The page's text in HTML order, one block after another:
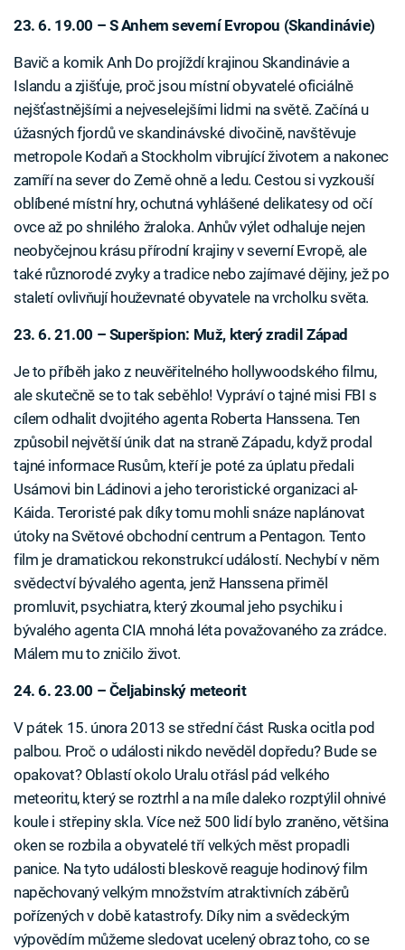
23. 6. 19.00 – S Anhem severní Evropou (Skandinávie)
Bavič a komik Anh Do projíždí krajinou Skandinávie a
Islandu a zjišťuje, proč jsou místní obyvatelé oficiálně
nejšťastnějšími a nejveselejšími lidmi na světě. Začíná u
úžasných fjordů ve skandinávské divočině, navštěvuje
metropole Kodaň a Stockholm vibrující životem a nakonec
zamíří na sever do Země ohně a ledu. Cestou si vyzkouší
oblíbené místní hry, ochutná vyhlášené delikatesy od očí
ovce až po shnilého žraloka. Anhův výlet odhaluje nejen
neobyčejnou krásu přírodní krajiny v severní Evropě, ale
také různorodé zvyky a tradice nebo zajímavé dějiny, jež po
staletí ovlivňují houževnaté obyvatele na vrcholku světa.
23. 6. 21.00 – Superšpion: Muž, který zradil Západ
Je to příběh jako z neuvěřitelného hollywoodského filmu,
ale skutečně se to tak seběhlo! Vypráví o tajné misi FBI s
cílem odhalit dvojitého agenta Roberta Hanssena. Ten
způsobil největší únik dat na straně Západu, když prodal
tajné informace Rusům, kteří je poté za úplatu předali
Usámovi bin Ládinovi a jeho teroristické organizaci al-
Káida. Teroristé pak díky tomu mohli snáze naplánovat
útoky na Světové obchodní centrum a Pentagon. Tento
film je dramatickou rekonstrukcí událostí. Nechybí v něm
svědectví bývalého agenta, jenž Hanssena přiměl
promluvit, psychiatra, který zkoumal jeho psychiku i
bývalého agenta CIA mnohá léta považovaného za zrádce.
Málem mu to zničilo život.
24. 6. 23.00 – Čeljabinský meteorit
V pátek 15. února 2013 se střední část Ruska ocitla pod
palbou. Proč o události nikdo nevěděl dopředu? Bude se
opakovat? Oblastí okolo Uralu otřásl pád velkého
meteoritu, který se roztrhl a na míle daleko rozptýlil ohnivé
koule i střepiny skla. Více než 500 lidí bylo zraněno, většina
oken se rozbila a obyvatelé tří velkých měst propadli
panice. Na tyto události bleskově reaguje hodinový film
napěchovaný velkým množstvím atraktivních záběrů
pořízených v době katastrofy. Díky nim a svědeckým
výpovědím můžeme sledovat ucelený obraz toho, co se